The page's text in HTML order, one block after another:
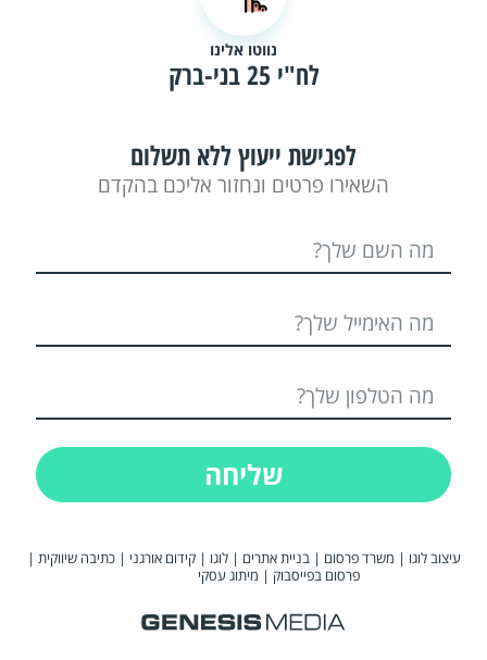
נווטו אלינו
לח"י 25 בני-ברק
לפגישת ייעוץ ללא תשלום
השאירו פרטים ונחזור אליכם בהקדם
שליחה
עיצוב לוגו | משרד פרסום |בניית אתרים |לוגו |קידום אורגני |כתיבה שיווקית |
פרסום בפייסבוק | מיתוג עסקי